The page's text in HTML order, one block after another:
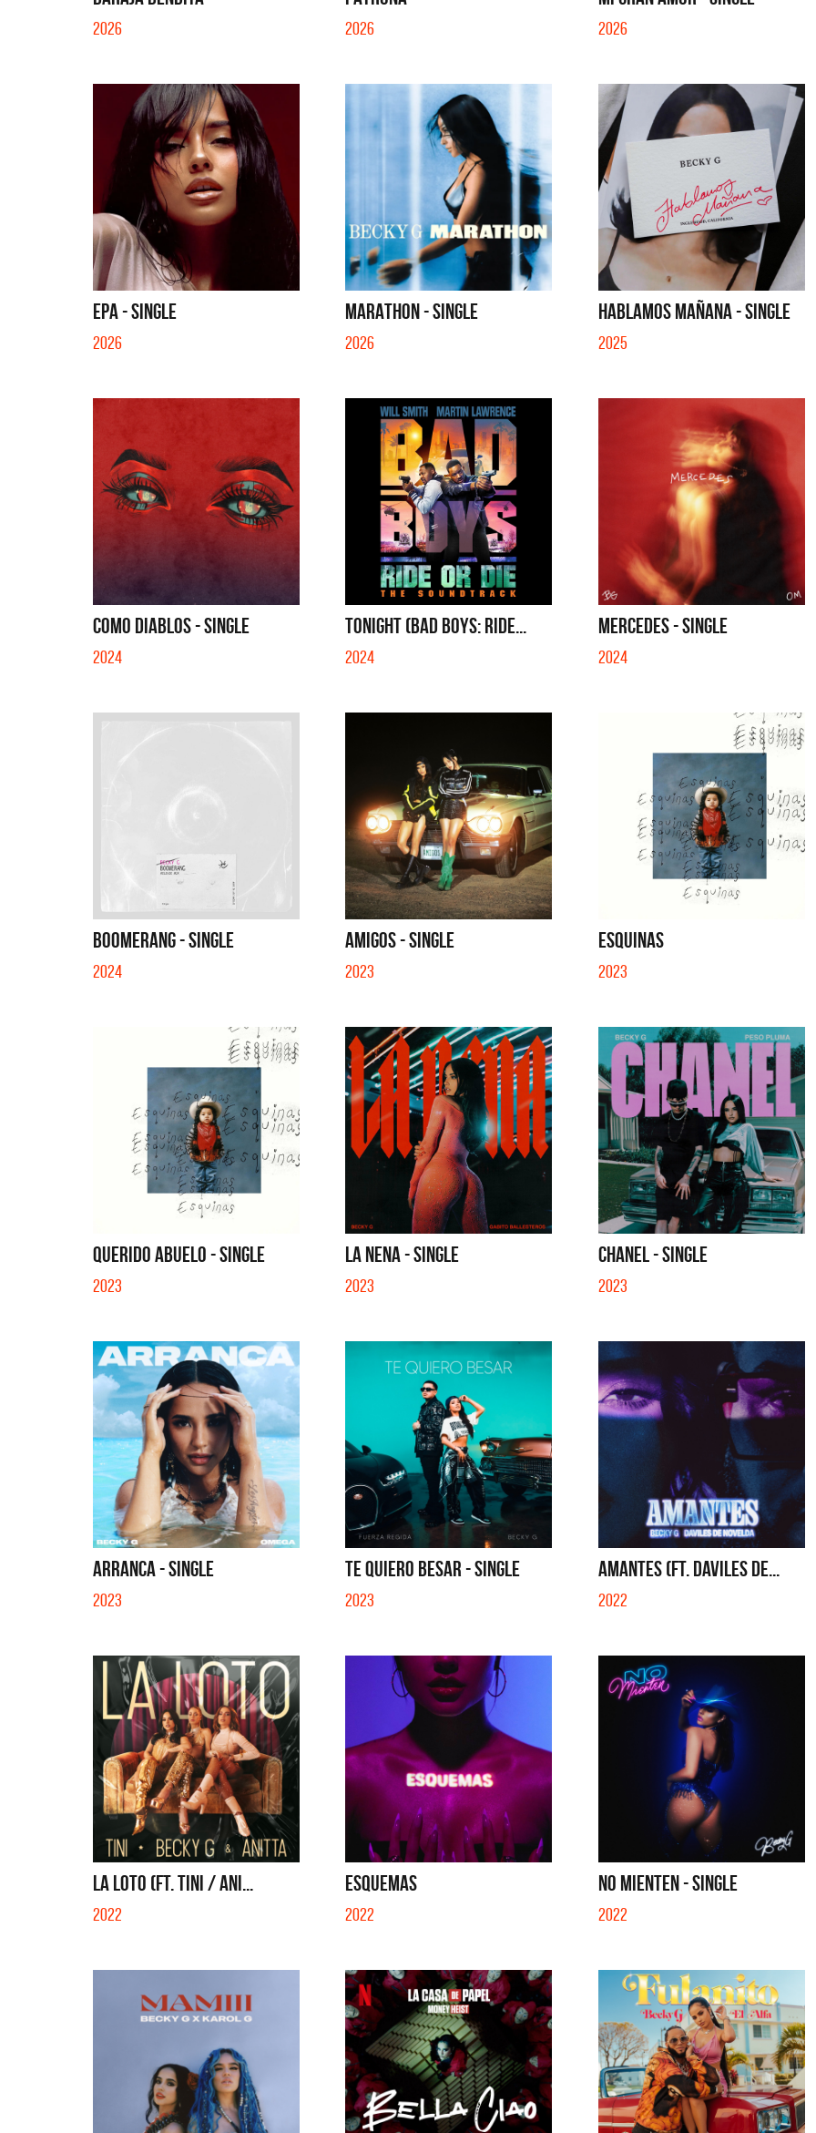
2026 2026 2026
EPA - SINGLE
2026
MARATHON - SINGLE
2026
HABLAMOS MAÑANA - SINGLE
2025
COMO DIABLOS - SINGLE
2024
TONIGHT (BAD BOYS: RIDE...
2024
MERCEDES - SINGLE
2024
BOOMERANG - SINGLE
2024
AMIGOS - SINGLE
2023
ESQUINAS
2023
QUERIDO ABUELO - SINGLE
2023
LA NENA - SINGLE
2023
CHANEL - SINGLE
2023
ARRANCA - SINGLE
2023
TE QUIERO BESAR - SINGLE
2023
AMANTES (FT. DAVILES DE...
2022
LA LOTO (FT. TINI / ANI...
2022
ESQUEMAS
2022
NO MIENTEN - SINGLE
2022
La Muela y Sus Amigos
QUE NO SE MUELA LA MUELA - SINGLE